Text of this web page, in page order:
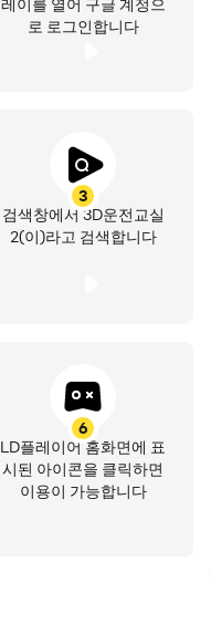
로 로그인합니다
3
검색창에서 3D운전교실
2(이)라고 검색합니다
6
LD플레이어 홈화면에 표
시된 아이콘을 클릭하면
이용이 가능합니다